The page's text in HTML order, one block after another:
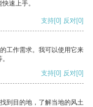
速上手。
支持[0] 反对[0]
工作需求。我可以使用它来
支持[0] 反对[0]
到目的地，了解当地的风土